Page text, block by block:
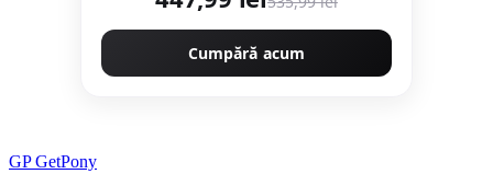
Cumpără acum
GPGetPony